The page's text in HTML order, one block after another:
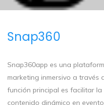
Snap360
Snap360app es una
marketing inmersivo a través
función principal es facilitar
contenido dinámico en